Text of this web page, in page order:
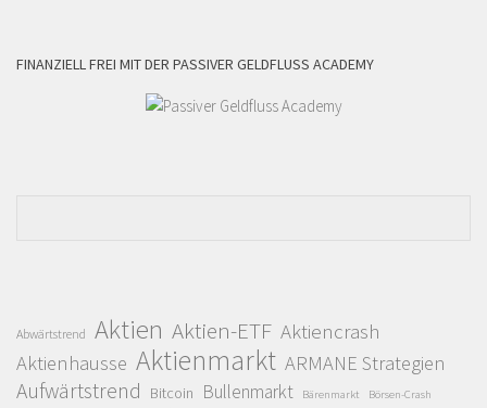
FINANZIELL FREI MIT DER PASSIVER GELDFLUSS ACADEMY
Abwärtstrend Aktien Aktien-ETF Aktiencrash
Aktienhausse Aktienmarkt ARMANE Strategien
Aufwärtstrend Bitcoin Bullenmarkt Bärenmarkt Börsen-Crash